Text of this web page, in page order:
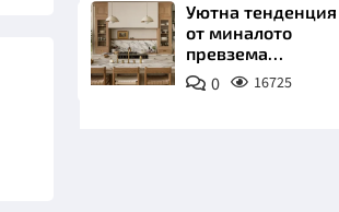
Уютна тенденция
от миналото
превзема
модерните кухни
0 16725